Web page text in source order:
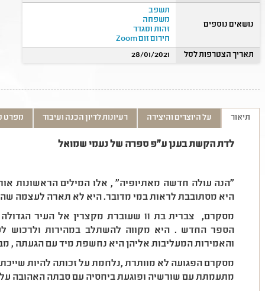
נושאים נוספים
תשפב
משפחה
זהות ומגדר
חירום זום Zoom
תאריך הצטרפות לסל
28/01/2021
תיאור על היוצרים והיצירה רעיונות לדיון הכנה ועיבוד מפרט
לדת הקשת בענן ע"פ ספרה של נעמי שמואל
"הנה עולה חדשה מאתיופיה" , אלו המילים הראשונות
היא מסתובבת לראות במי מדובר. היא לא תארה לעצמה
מסקרם, צברית בת 11 שעוברת מקצרין אל
הספר החדש . היא מקווה להשתלב במהירות ולרכוש
והאמירות המעליבות אליהן היא נחשפת מיד עם הגעתה ,
מסקרם הפגועה לא מוותרת ,נלחמת על זכותה להיות
מתעמתת עם שורשיה ופוגעת ביחסיה עם סבתה האהובה